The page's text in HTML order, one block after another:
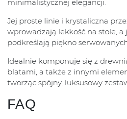
minimalistycznej elegancji.
Jej proste linie i krystaliczna
wprowadzają lekkość na stole, a
podkreślają piękno
Idealnie komponuje się z
blatami, a także z innymi
tworząc spójny, luksusowy
FAQ